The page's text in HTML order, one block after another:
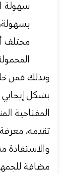
سهولة
مختلف
وبذلك فمن
بشكل
المفتاحية
تقدمه،
والاستفادة
مضافة